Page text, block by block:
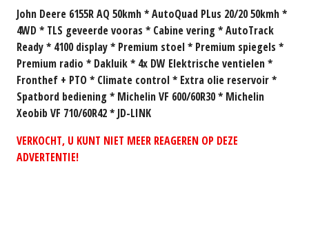
John Deere 6155R AQ 50kmh * AutoQuad PLus 20/20 50kmh *
4WD * TLS geveerde vooras * Cabine vering * AutoTrack
Ready * 4100 display * Premium stoel * Premium spiegels *
Premium radio * Dakluik * 4x DW Elektrische ventielen *
Fronthef + PTO * Climate control * Extra olie reservoir *
Spatbord bediening * Michelin VF 600/60R30 * Michelin
Xeobib VF 710/60R42 * JD-LINK
VERKOCHT, U KUNT NIET MEER REAGEREN OP DEZE
ADVERTENTIE!